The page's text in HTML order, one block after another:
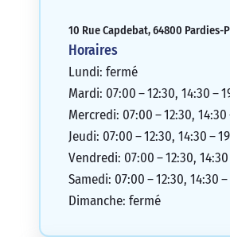
10 Rue Capdebat, 64800 Pardies-
Horaires
Lundi: fermé
Mardi: 07:00 – 12:30, 14:30 –
Mercredi: 07:00 – 12:30, 14:30
Jeudi: 07:00 – 12:30, 14:30 –
Vendredi: 07:00 – 12:30, 14:30
Samedi: 07:00 – 12:30, 14:30 –
Dimanche: fermé